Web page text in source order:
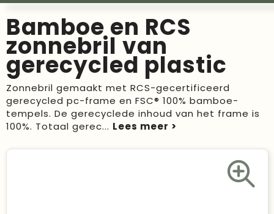
Tassen
Drinkwaren
Events
Give Aways
Geschenken
Kantoorartikelen
Events
Kerst
Verjaardagen
Voetbal, EK en WK
Bamboe en RCS
zonnebril van
gerecycled plastic
Zonnebril gemaakt met RCS-gecertificeerd
gerecycled pc-frame en FSC® 100% bamboe-
tempels. De gerecyclede inhoud van het frame is
100%. Totaal gerec...